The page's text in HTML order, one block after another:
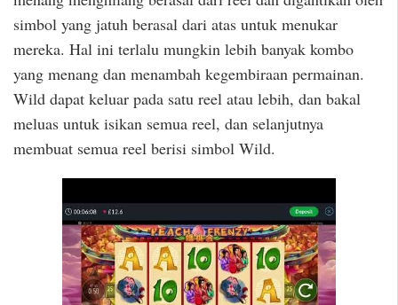
simbol yang jatuh berasal dari atas untuk menukar
mereka. Hal ini terlalu mungkin lebih banyak kombo
yang menang dan menambah kegembiraan permainan.
Wild dapat keluar pada satu reel atau lebih, dan bakal
meluas untuk isikan semua reel, dan selanjutnya
membuat semua reel berisi simbol Wild.